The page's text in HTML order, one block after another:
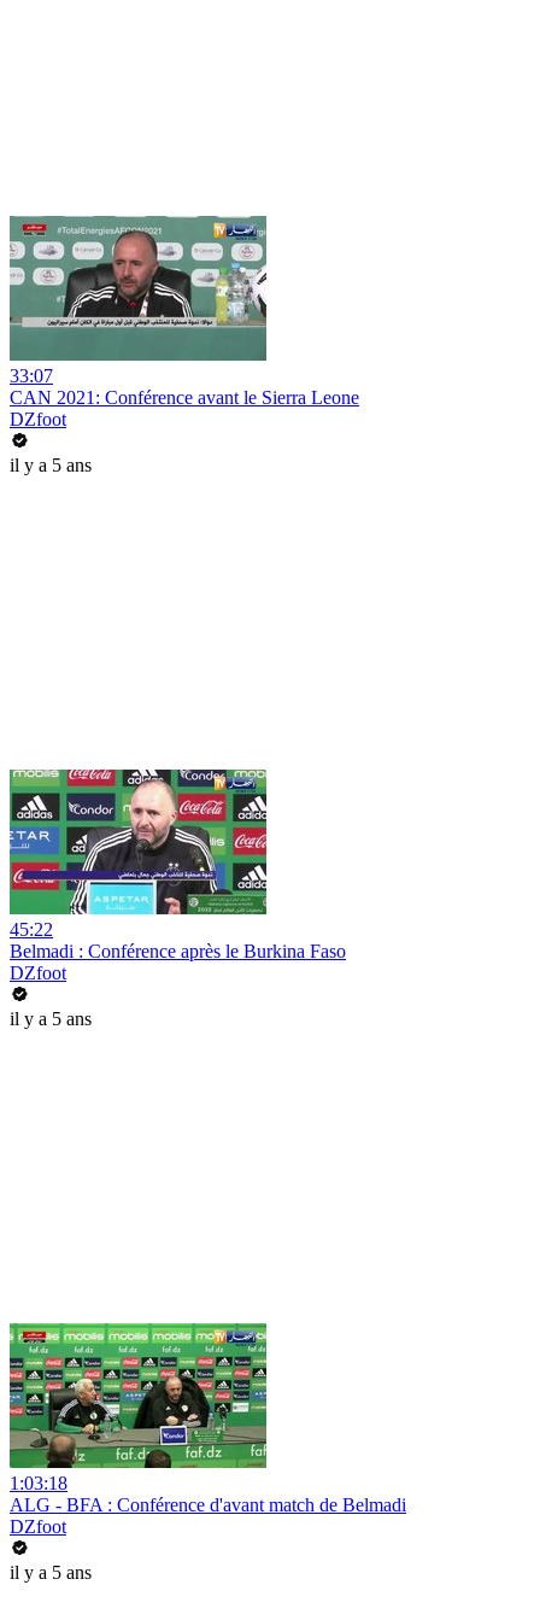
33:07
CAN 2021: Conférence avant le Sierra Leone
DZfoot
il y a 5 ans
45:22
Belmadi : Conférence après le Burkina Faso
DZfoot
il y a 5 ans
1:03:18
ALG - BFA : Conférence d'avant match de Belmadi
DZfoot
il y a 5 ans